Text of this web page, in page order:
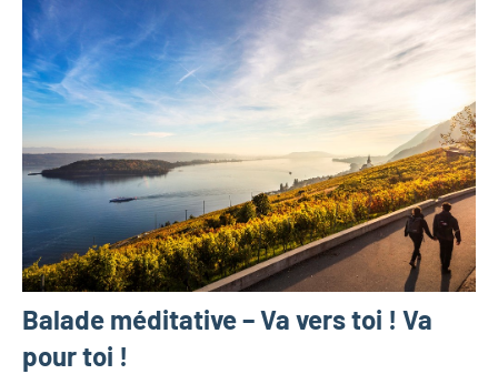
Balade méditative – Va vers toi ! Va
pour toi !